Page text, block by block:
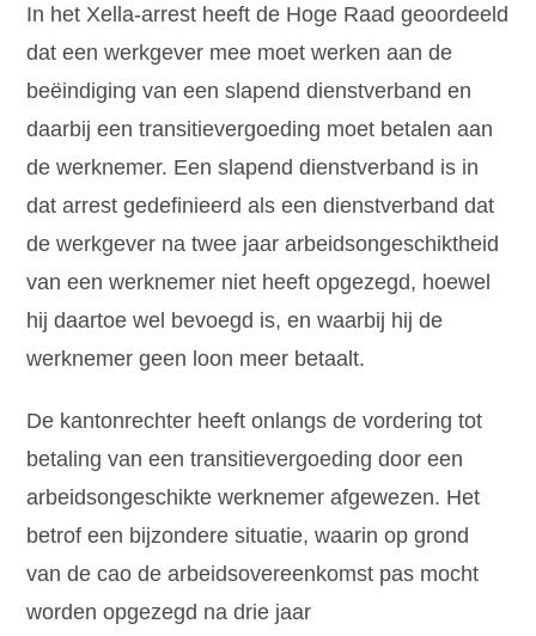
In het Xella-arrest heeft de Hoge Raad geoordeeld
dat een werkgever mee moet werken aan de
beëindiging van een slapend dienstverband en
daarbij een transitievergoeding moet betalen aan
de werknemer. Een slapend dienstverband is in
dat arrest gedefinieerd als een dienstverband dat
de werkgever na twee jaar arbeidsongeschiktheid
van een werknemer niet heeft opgezegd, hoewel
hij daartoe wel bevoegd is, en waarbij hij de
werknemer geen loon meer betaalt.
De kantonrechter heeft onlangs de vordering tot
betaling van een transitievergoeding door een
arbeidsongeschikte werknemer afgewezen. Het
betrof een bijzondere situatie, waarin op grond
van de cao de arbeidsovereenkomst pas mocht
worden opgezegd na drie jaar